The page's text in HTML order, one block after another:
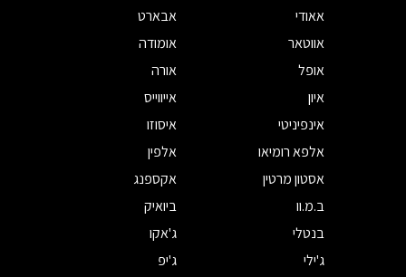
אאודי
אבארט
אווטאר
אומודה
אופל
אורה
איון
אייווייס
אינפיניטי
איסוזו
אלפא רומיאו
אלפין
אסטון מרטין
אקספנג
ב.מ.וו
ביואיק
בנטלי
ג'אקו
ג'ילי
ג'יפ